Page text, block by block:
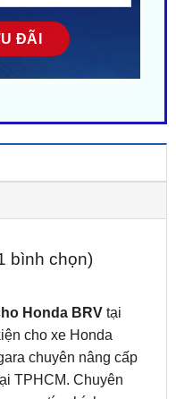
Honda BRV
chuyên nâng cấp
TPHCM. Chuyên
xe uy tín chính